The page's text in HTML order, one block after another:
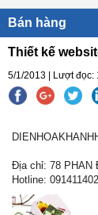
Bán hàng
Thiết kế
5/1/2013 | Lượt đọc:
Địa chỉ: 78 PHAN
Hotline: